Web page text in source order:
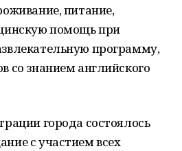
питание,
помощь при
программу,
со знанием английского
города состоялось
с участием всех